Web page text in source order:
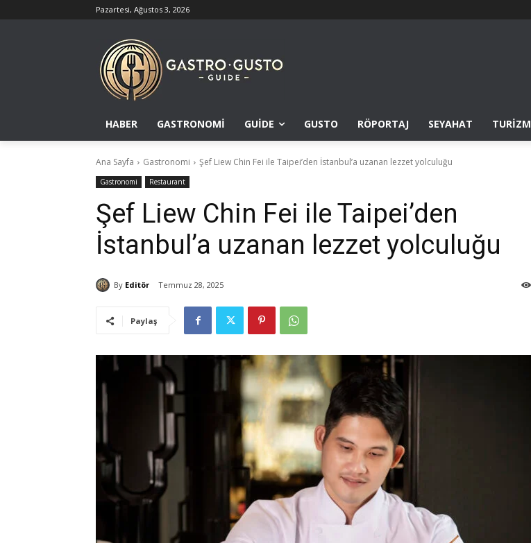
Pazartesi, Ağustos 3, 2026
HABER GASTRONOMI GUIDE GUSTO RÖPORTAJ SEYAHAT TURIZM
Ana Sayfa Gastronomi Şef Liew Chin Fei ile Taipei’den İstanbul’a uzanan lezzet yolculuğu
Gastronomi Restaurant
Şef Liew Chin Fei ile Taipei’den
İstanbul’a uzanan lezzet yolculuğu
By Editör Temmuz 28, 2025
Paylaş